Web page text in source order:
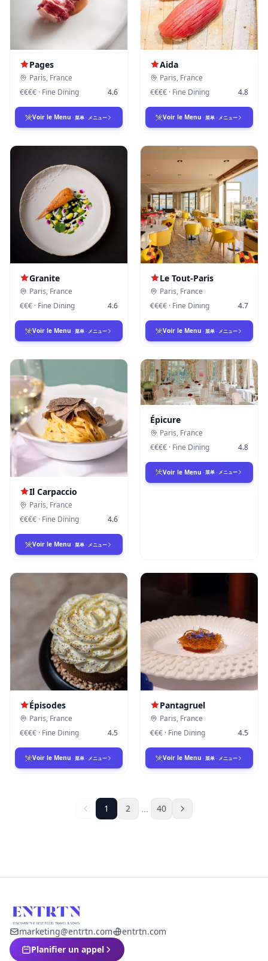
Pages
Paris, France
€€€€ · Fine Dining 4.6
Voir le Menu · 菜单 · メニュー
Aida
Paris, France
€€€€ · Fine Dining 4.8
Voir le Menu · 菜单 · メニュー
Granite
Paris, France
€€€ · Fine Dining 4.6
Voir le Menu · 菜单 · メニュー
Le Tout-Paris
Paris, France
€€€€ · Fine Dining 4.7
Voir le Menu · 菜单 · メニュー
Il Carpaccio
Paris, France
€€€€ · Fine Dining 4.6
Voir le Menu · 菜单 · メニュー
Épicure
Paris, France
€€€€ · Fine Dining 4.8
Voir le Menu · 菜单 · メニュー
Épisodes
Paris, France
€€€€ · Fine Dining 4.5
Voir le Menu · 菜单 · メニュー
Pantagruel
Paris, France
€€€ · Fine Dining 4.5
Voir le Menu · 菜单 · メニュー
1 2 ... 40
marketing@entrtn.com
entrtn.com
Planifier un appel